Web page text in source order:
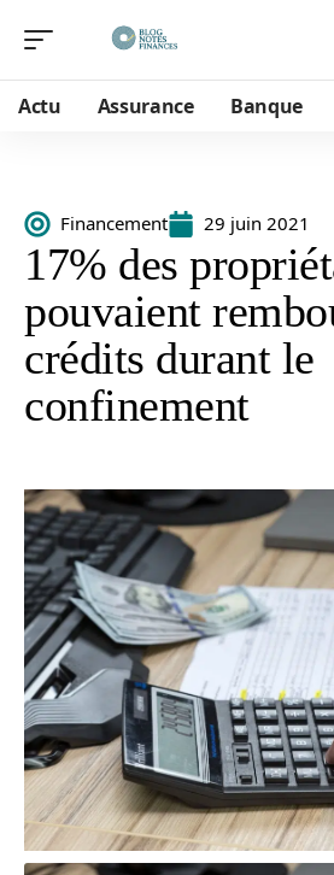
Actu Assurance Banque
Financement 29 juin 2021
17% des
pouvaient
crédits durant le
confinement